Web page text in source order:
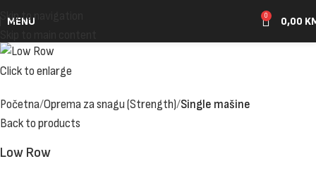
Skip to navigation
MENU 0 0,00
Click to enlarge
Početna Oprema za snagu (Strength) Single mašine
Back to products
Low Row